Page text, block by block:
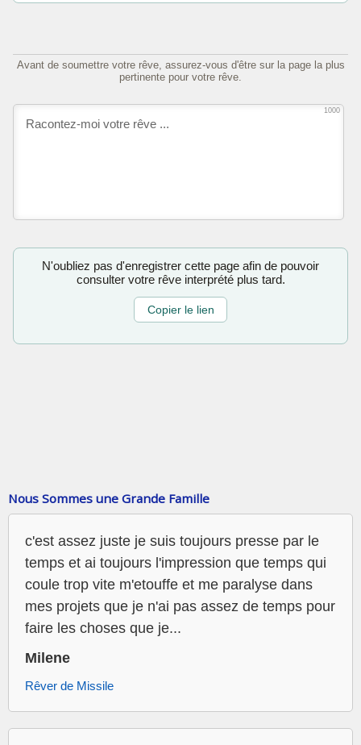
Avant de soumettre votre rêve, assurez-vous d'être sur la page la plus
pertinente pour votre rêve.
1000
N'oubliez pas d'enregistrer cette page afin de pouvoir
consulter votre rêve interprété plus tard.
Copier le lien
Nous Sommes une Grande Famille
c'est assez juste je suis toujours presse par le
temps et ai toujours l'impression que temps qui
coule trop vite m'etouffe et me paralyse dans
mes projets que je n'ai pas assez de temps pour
faire les choses que je...
Milene
Rêver de Missile